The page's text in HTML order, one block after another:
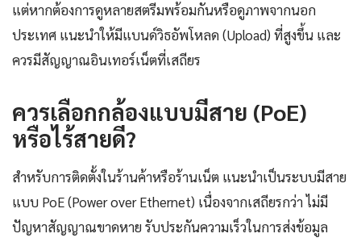
แต่หากต้องการดูหลายสตรีมพร้อมกันหรือดูภาพจากนอก
ประเทศ แนะนำให้มีแบนด์วิธอัพโหลด (Upload) ที่สูงขึ้น และ
ควรมีสัญญาณอินเทอร์เน็ตที่เสถียร
ควรเลือกกล้องแบบมีสาย (PoE)
หรือไร้สายดี?
สำหรับการติดตั้งในร้านค้าหรือร้านเน็ต แนะนำเป็นระบบมีสาย
แบบ PoE (Power over Ethernet) เนื่องจากเสถียรกว่า ไม่มี
ปัญหาสัญญาณขาดหาย รับประกันความเร็วในการส่งข้อมูล